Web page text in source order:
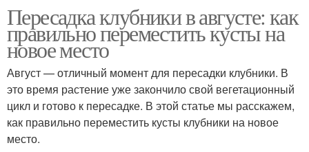
Пересадка клубники в августе: как
правильно переместить кусты на
новое место
Август — отличный момент для пересадки клубники. В
это время растение уже закончило свой вегетационный
цикл и готово к пересадке. В этой статье мы расскажем,
как правильно переместить кусты клубники на новое
место.